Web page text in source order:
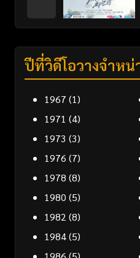
ปีที่วิดีโอวางจำหน่
1967 (1)
1971 (4)
1973 (3)
1976 (7)
1978 (8)
1980 (5)
1982 (8)
1984(5)